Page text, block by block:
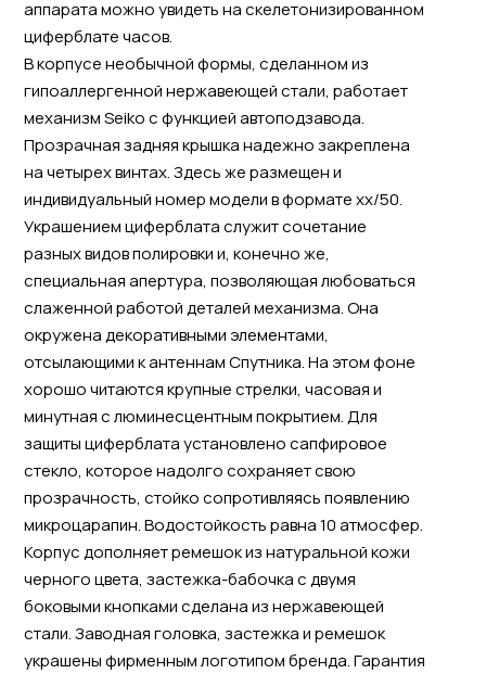
аппарата можно увидеть на скелетонизированном
циферблате часов.
В корпусе необычной формы, сделанном из
гипоаллергенной нержавеющей стали, работает
механизм Seiko с функцией автоподзавода.
Прозрачная задняя крышка надежно закреплена
на четырех винтах. Здесь же размещен и
индивидуальный номер модели в формате хх/50.
Украшением циферблата служит сочетание
разных видов полировки и, конечно же,
специальная апертура, позволяющая любоваться
слаженной работой деталей механизма. Она
окружена декоративными элементами,
отсылающими к антеннам Спутника. На этом фоне
хорошо читаются крупные стрелки, часовая и
минутная с люминесцентным покрытием. Для
защиты циферблата установлено сапфировое
стекло, которое надолго сохраняет свою
прозрачность, стойко сопротивляясь появлению
микроцарапин. Водостойкость равна 10 атмосфер.
Корпус дополняет ремешок из натуральной кожи
черного цвета, застежка-бабочка с двумя
боковыми кнопками сделана из нержавеющей
стали. Заводная головка, застежка и ремешок
украшены фирменным логотипом бренда. Гарантия